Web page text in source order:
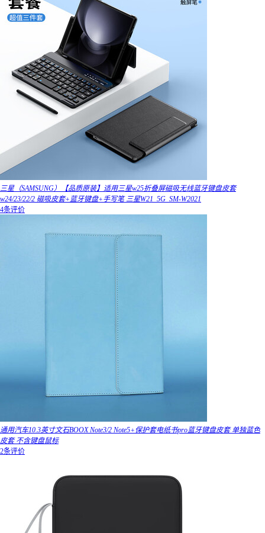
三星（SAMSUNG）【品质原装】适用三星w25折叠屏磁吸无线蓝牙键盘皮套
w24/23/22/2 磁吸皮套+蓝牙键盘+手写笔 三星W21_5G_SM-W2021
4条评价
通用汽车10.3英寸文石BOOX Note3/2 Note5+保护套电纸书pro蓝牙键盘皮套 单独蓝色
皮套 不含键盘鼠标
2条评价